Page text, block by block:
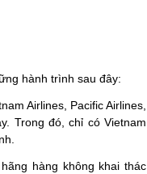
hành trình sau đây:
Airlines, Pacific Airlines,
Trong đó, chỉ có Vietnam
hàng không khai thác